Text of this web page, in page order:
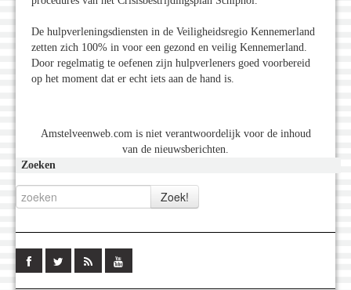
De hulpverleningsdiensten in de Veiligheidsregio Kennemerland
zetten zich 100% in voor een gezond en veilig Kennemerland.
Door regelmatig te oefenen zijn hulpverleners goed voorbereid
op het moment dat er echt iets aan de hand is.
Amstelveenweb.com is niet verantwoordelijk voor de inhoud
van de nieuwsberichten.
Zoeken